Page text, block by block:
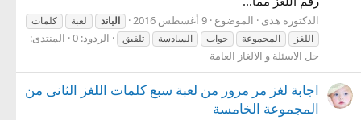
الدكتورة هدى الموضوع 9 أغسطس 2016 الباند لعبة
كلمات
اللغز
المجموعة جواب السادسة تلفيق الردود: 0
المنتدى:
حل الاسئلة و الالغاز العامة
اجابة لغز مر مرور من لعبة سبع كلمات اللغز الثانى من
المجموعة الخامسة